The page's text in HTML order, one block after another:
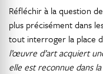
Réfléchir à la question
plus précisément dans
tout interroger la place
l’œuvre d’art acquiert
elle est reconnue dans